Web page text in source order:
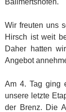
Wir freuten uns
Hirsch ist weit
Daher hatten
Angebot
Am 4. Tag ging
unsere letzte
der Brenz. Die